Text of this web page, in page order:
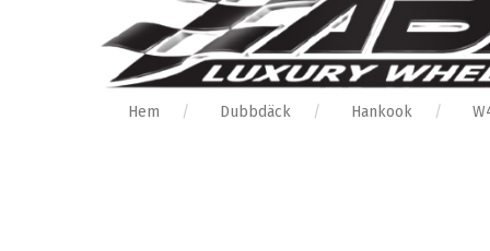
Hem Dubbdäck Hankook